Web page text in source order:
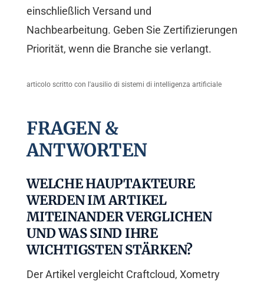
einschließlich Versand und
Nachbearbeitung. Geben Sie Zertifizierungen
Priorität, wenn die Branche sie verlangt.
articolo scritto con l'ausilio di sistemi di intelligenza artificiale
FRAGEN &
ANTWORTEN
WELCHE HAUPTAKTEURE
WERDEN IM ARTIKEL
MITEINANDER VERGLICHEN
UND WAS SIND IHRE
WICHTIGSTEN STÄRKEN?
Der Artikel vergleicht Craftcloud, Xometry